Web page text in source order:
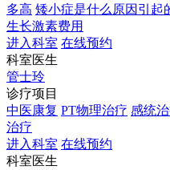
多高 矮小症是什么原因引起
生长激素费用
进入科室 在线预约
科室医生
管士玲
诊疗项目
中医康复 PT物理治疗 感统
治疗
进入科室 在线预约
科室医生